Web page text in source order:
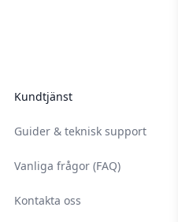
Kundtjänst
Guider & teknisk support
Vanliga frågor (FAQ)
Kontakta oss